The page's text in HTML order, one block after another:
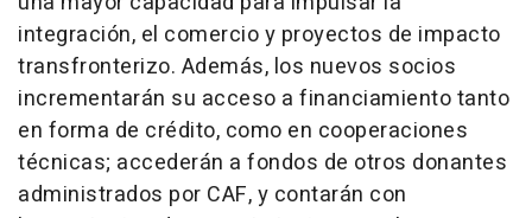
integración, el comercio y proyectos de impacto
transfronterizo. Además, los nuevos socios
incrementarán su acceso a financiamiento tanto
en forma de crédito, como en cooperaciones
técnicas; accederán a fondos de otros donantes
administrados por CAF, y contarán con